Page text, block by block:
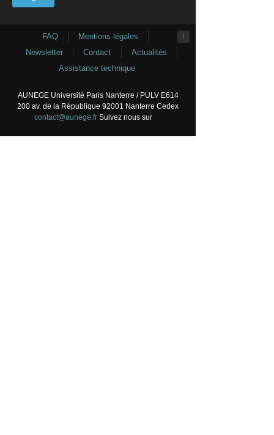
↑
FAQ
Mentions légales
Newsletter
Contact
Actualités
Assistance technique
AUNEGE Université Paris Nanterre / PULV E614
200 av. de la République 92001 Nanterre Cedex
contact@aunege.frSuivez nous sur